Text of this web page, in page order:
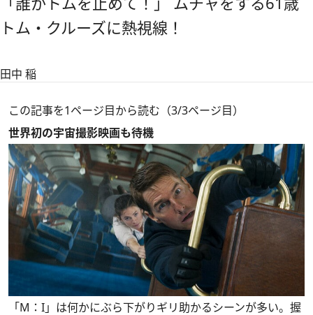
トム・クルーズに熱視線！
田中 稲
この記事を1ページ目から読む（3/3ページ目）
世界初の宇宙撮影映画も待機
「M：I」は何かにぶら下がりギリ助かるシーンが多い。握